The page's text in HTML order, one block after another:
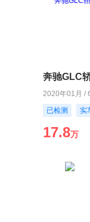
2020年01月 /
已检测
实
17.8万